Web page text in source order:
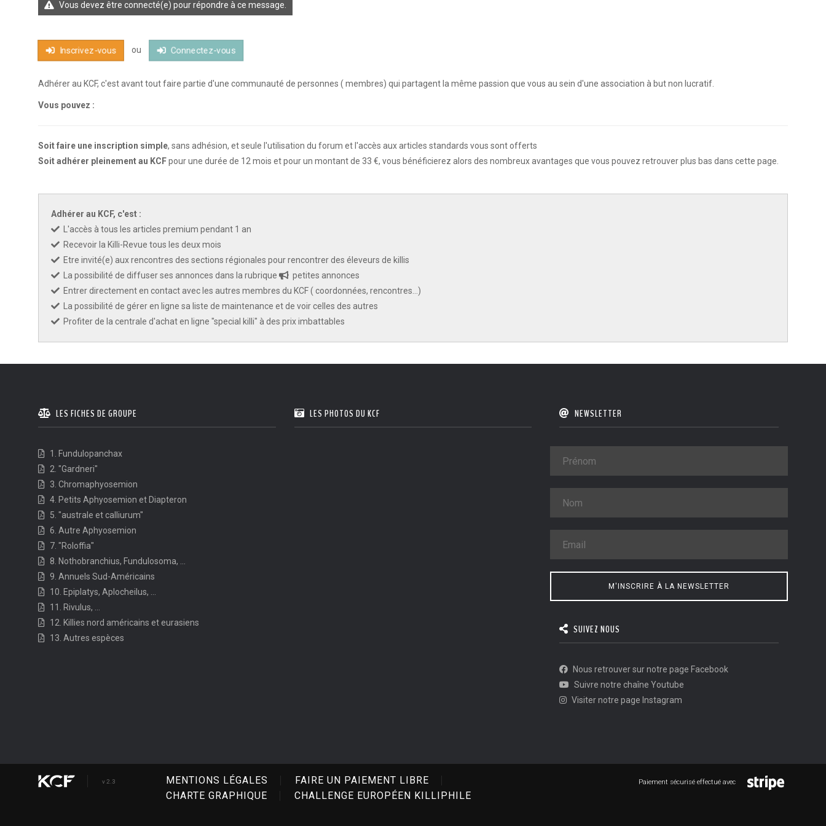
25-27 sep 2026 KCF FRANCE :52ème congrès du KCF
16-18 oct 2026 APK PORTUGAL :Congrès de l'APK 2026
5-6 sep 2026 SKS SUÈDE, DANEMARK, FINLANDE :
12 sep 2026 KCF ÎLE DE FRANCE : Réunion KCF Ile de France de SeptembreEn savoir +
13 sep 2026 KCF NORMANDIE :Réunion de SectionEn savoir +
16-18 oct 2026
Vous devez être connecté(e) pour répondre à ce message.
Inscrivez-vous ou Connectez-vous
Adhérer au KCF, c'est avant tout faire partie d'une communauté de personnes ( membres) qui partagent la même passion que vous au sein d'une association à but non lucratif.
Vous pouvez :
Soit faire une inscription simple, sans adhésion, et seule l'utilisation du forum et l'accès aux articles standards vous sont offerts
Soit adhérer pleinement au KCFpour une durée de 12 mois et pour un montant de 33 €, vous bénéficierez alors des nombreux avantages que vous pouvez retrouver plus bas dans cette page.
Adhérer au KCF, c'est :
L'accès à tous les articles premium pendant 1 an
Recevoir la Killi-Revue tous les deux mois
Etre invité(e) aux rencontres des sections régionales pour rencontrer des éleveurs de killis
La possibilité de diffuser ses annonces dans la rubrique
petites annonces
Entrer directement en contact avec les autres membres du KCF ( coordonnées, rencontres...)
La possibilité de gérer en ligne sa liste de maintenance et de voir celles des autres
Profiter de la centrale d'achat en ligne "special killi" à des prix imbattables
LES FICHES DE GROUPE
1. Fundulopanchax
2. "Gardneri"
3. Chromaphyosemion
4. Petits Aphyosemion et Diapteron
5. "australe et calliurum"
6. Autre Aphyosemion
7. "Roloffia"
8. Nothobranchius, Fundulosoma, ...
9. Annuels Sud-Américains
10. Epiplatys, Aplocheilus, ...
11. Rivulus, ...
12. Killies nord américains et eurasiens
13. Autres espèces
LES PHOTOS DU KCF NEWSLETTER
M'INSCRIRE À LA NEWSLETTER
SUIVEZ NOUS
Nous retrouver sur notre page Facebook
Suivre notre chaîne Youtube
Visiter notre page Instagram
v 2.3 MENTIONS LÉGALES
FAIRE UN PAIEMENT LIBRE
CHARTE GRAPHIQUE
CHALLENGE EUROPÉEN KILLIPHILE
Paiement sécurisé effectué avec